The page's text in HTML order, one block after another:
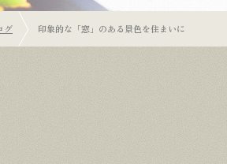
グ 印象的な「窓」のある景色を住まいに